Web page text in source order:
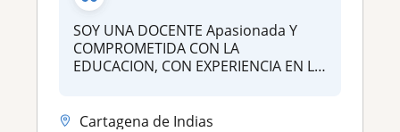
SOY UNA DOCENTE Apasionada Y
COMPROMETIDA CON LA
EDUCACION, CON EXPERIENCIA EN LA
Cartagena de Indias